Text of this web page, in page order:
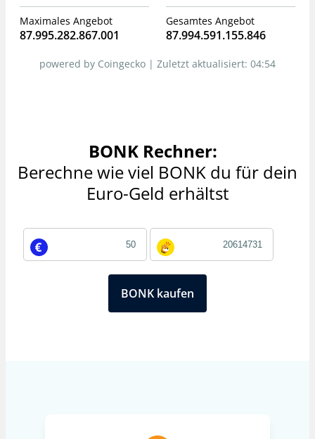
Maximales Angebot
87.995.282.867.001
Gesamtes Angebot
87.994.591.155.846
powered by Coingecko | Zuletzt aktualisiert: 04:54
BONK Rechner:
Berechne wie viel BONK du für dein
Euro-Geld erhältst
BONK kaufen